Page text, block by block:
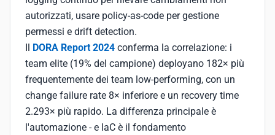
autorizzati, usare policy-as-code per gestione
permessi e drift detection.
Il DORA Report 2024 conferma la correlazione: i
team elite (19% del campione) deployano 182× più
frequentemente dei team low-performing, con un
change failure rate 8× inferiore e un recovery time
2.293× più rapido. La differenza principale è
l'automazione - e IaC è il fondamento